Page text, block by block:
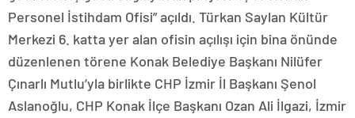
Personel İstihdam Ofisi” açıldı. Türkan Saylan Kültür
Merkezi 6. katta yer alan ofisin açılışı için bina önünde
düzenlenen törene Konak Belediye Başkanı Nilüfer
Çınarlı Mutlu’yla birlikte CHP İzmir İl Başkanı Şenol
Aslanoğlu, CHP Konak İlçe Başkanı Ozan Ali İlgazi, İzmir